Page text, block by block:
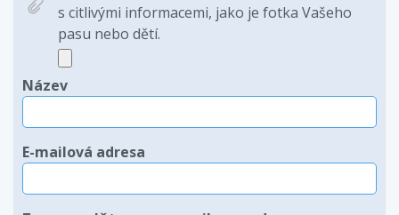
s citlivými informacemi, jako je fotka Vašeho
pasu nebo dětí.
Název
E-mailová adresa